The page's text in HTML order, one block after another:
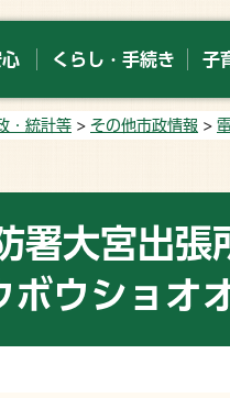
くらし・手続き 子
・統計等 > その他市政情報 >
署大宮出張
ボウショオ